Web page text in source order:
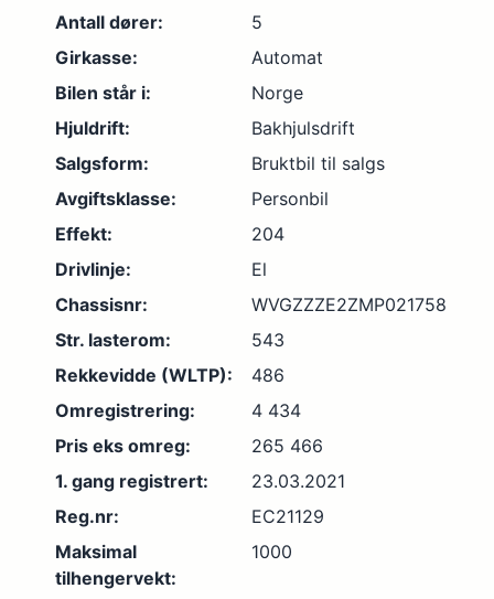
Antall dører:
5
Girkasse:
Automat
Bilen står i:
Norge
Hjuldrift:
Bakhjulsdrift
Salgsform:
Bruktbil til salgs
Avgiftsklasse:
Personbil
Effekt:
204
Drivlinje:
El
Chassisnr:
WVGZZZE2ZMP021758
Str. lasterom:
543
Rekkevidde (WLTP):
486
Omregistrering:
4 434
Pris eks omreg:
265 466
1. gang registrert:
23.03.2021
Reg.nr:
EC21129
Maksimal
tilhengervekt:
1000